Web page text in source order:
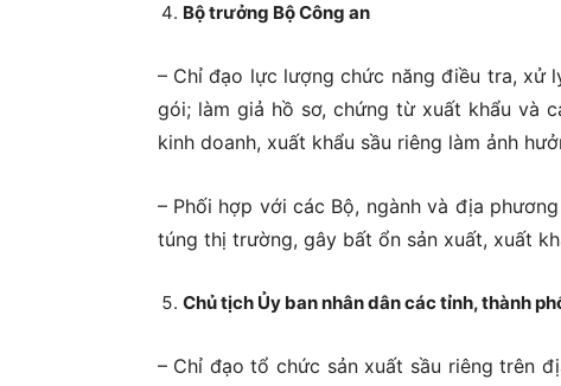
Bộ trưởng Bộ Công an
– Chỉ đạo lực lượng chức năng điều tra, xử
gói; làm giả hồ sơ, chứng từ xuất khẩu và
kinh doanh, xuất khẩu sầu riêng làm ảnh
– Phối hợp với các Bộ, ngành và địa
túng thị trường, gây bất ổn sản xuất, xuất
Chủ tịch Ủy ban nhân dân các tỉnh, thành
– Chỉ đạo tổ chức sản xuất sầu riêng trên